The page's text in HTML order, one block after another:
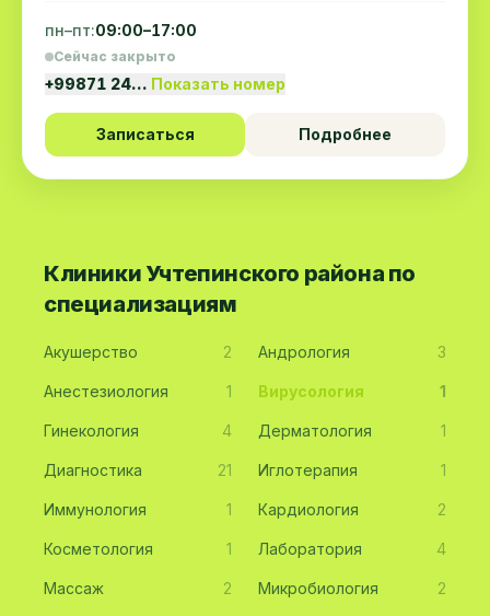
пн–пт:09:00–17:00
Сейчас закрыто
+99871 24… Показать номер
Записаться Подробнее
Клиники Учтепинского района по
специализациям
Акушерство 2 Андрология 3
Анестезиология 1 Вирусология 1
Гинекология 4 Дерматология 1
Диагностика 21 Иглотерапия 1
Иммунология 1 Кардиология 2
Косметология 1 Лаборатория 4
Массаж 2 Микробиология 2